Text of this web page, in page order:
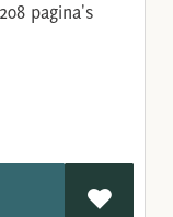
pagina's